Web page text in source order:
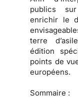
publics
enrichir le
terre
édition
points de
européens.
Sommaire :